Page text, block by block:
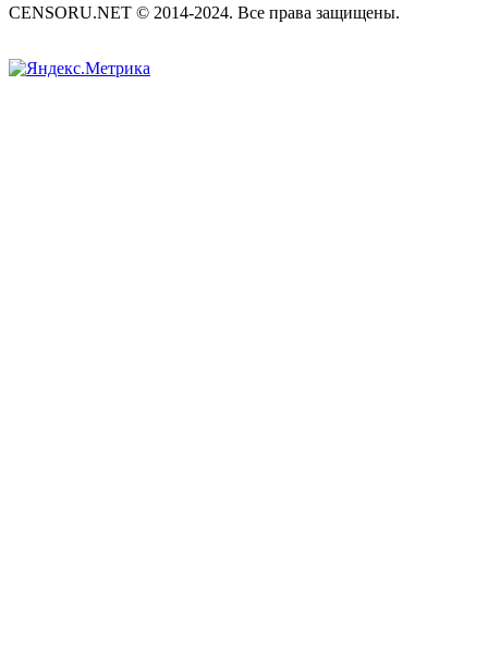
CENSORU.NET © 2014-2024. Все права защищены.